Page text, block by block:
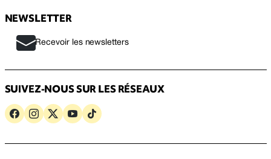
NEWSLETTER
Recevoir les newsletters
SUIVEZ-NOUS SUR LES RÉSEAUX